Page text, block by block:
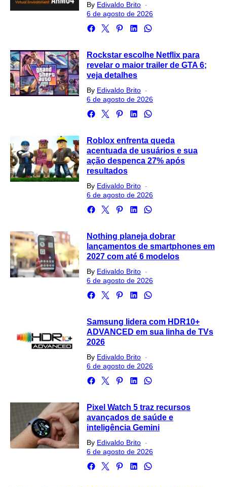
By Edivaldo Brito
on
6 de agosto de 2026
Rockstar escolhe Netflix para
revelar o maior trailer de GTA 6;
veja detalhes
By Edivaldo Brito
on
6 de agosto de 2026
Roblox enfrenta queda
acentuada de usuários e sua
ação despenca 27% após
resultados
By Edivaldo Brito
on
6 de agosto de 2026
Nothing planeja dobrar
lançamentos de smartphones em
2027 com até 6 modelos
By Edivaldo Brito
on
6 de agosto de 2026
Samsung lidera com HDR10+
ADVANCED em sua linha de TVs
2026
By Edivaldo Brito
on
6 de agosto de 2026
Pixel Watch 5 traz recursos
avançados de saúde e
inteligência Gemini
By Edivaldo Brito
on
6 de agosto de 2026